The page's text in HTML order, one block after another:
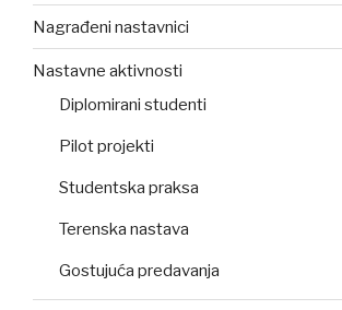
Nagrađeni nastavnici
Nastavne aktivnosti
Diplomirani studenti
Pilot projekti
Studentska praksa
Terenska nastava
Gostujuća predavanja